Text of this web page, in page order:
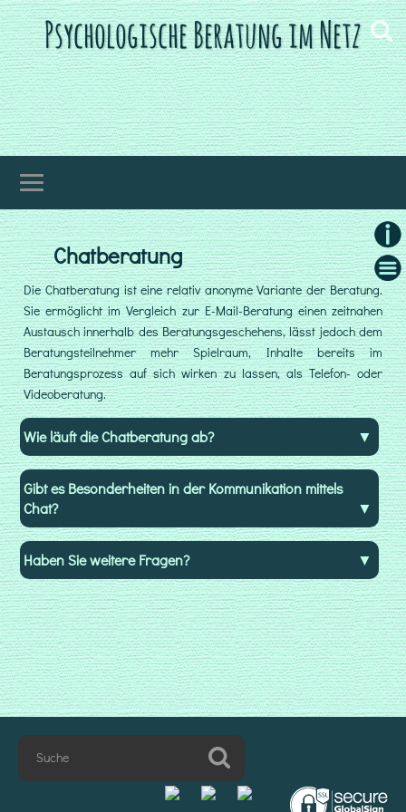
Psychologische Beratung im Netz
zu
Ich
E-
an.
Sie
mir
Sie
Chatberatung
Die Chatberatung ist eine relativ anonyme Variante der Beratung.
Sie ermöglicht im Vergleich zur E-Mail-Beratung einen zeitnahen
Austausch innerhalb des Beratungsgeschehens, lässt jedoch dem
Beratungsteilnehmer mehr Spielraum, Inhalte bereits im
Beratungsprozess auf sich wirken zu lassen, als Telefon- oder
Videoberatung.
Wie läuft die Chatberatung ab?
Gibt es Besonderheiten in der Kommunikation mittels
Chat?
Haben Sie weitere Fragen?